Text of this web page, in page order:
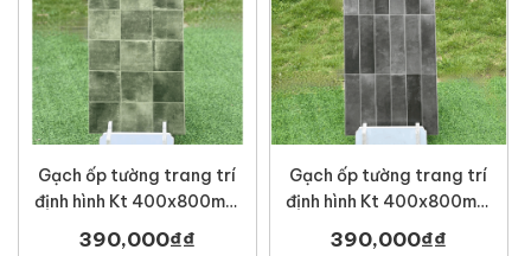
Gạch ốp tường trang trí
định hình Kt 400x800mm
MT-MF48Y06F
390,000₫₫
Gạch ốp tường trang trí
định hình Kt 400x800mm
MT-MF48Y07C
390,000₫₫